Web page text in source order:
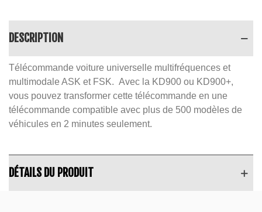
DESCRIPTION
Télécommande voiture universelle multifréquences et
multimodale ASK et FSK. Avec la KD900 ou KD900+,
vous pouvez transformer cette télécommande en une
télécommande compatible avec plus de 500 modèles de
véhicules en 2 minutes seulement.
DÉTAILS DU PRODUIT